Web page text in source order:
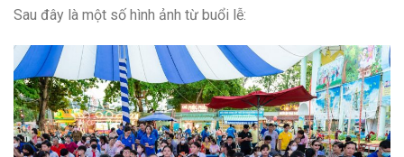
Sau đây là một số hình ảnh từ buổi lễ: